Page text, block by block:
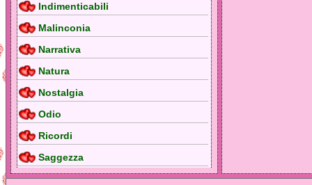
Indimenticabili
Malinconia
Narrativa
Natura
Nostalgia
Odio
Ricordi
Saggezza